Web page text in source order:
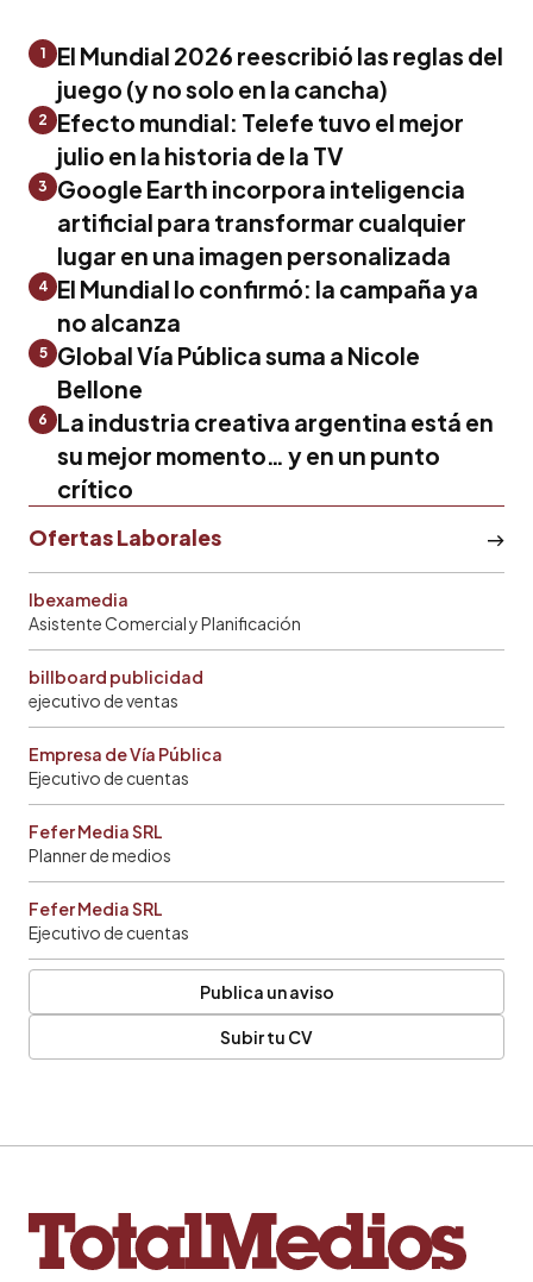
1
El Mundial 2026 reescribió las reglas del
juego (y no solo en la cancha)
2
Efecto mundial: Telefe tuvo el mejor
julio en la historia de la TV
3
Google Earth incorpora inteligencia
artificial para transformar cualquier
lugar en una imagen personalizada
4 El Mundial lo confirmó: la campaña ya
no alcanza
5
Global Vía Pública suma a Nicole
Bellone
6
La industria creativa argentina está en
su mejor momento… y en un punto
crítico
Ofertas Laborales
Ibexamedia
Asistente Comercial y Planificación
billboard publicidad
ejecutivo de ventas
Empresa de Vía Pública
Ejecutivo de cuentas
Fefer Media SRL
Planner de medios
Fefer Media SRL
Ejecutivo de cuentas
Publica un aviso
Subir tu CV